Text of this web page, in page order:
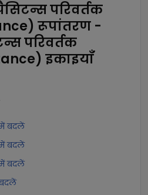
परिवर्तक
रूपांतरण -
परिवर्तक
इकाइयाँ
बदलें
बदलें
बदलें